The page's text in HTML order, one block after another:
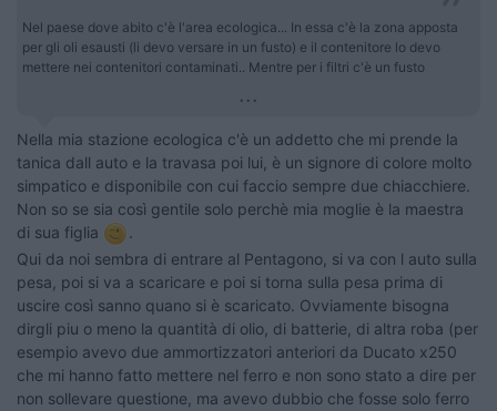
Nel paese dove abito c'è l'area ecologica... In essa c'è la zona apposta
per gli oli esausti (li devo versare in un fusto) e il contenitore lo devo
mettere nei contenitori contaminati.. Mentre per i filtri c'è un fusto
...
Nella mia stazione ecologica c'è un addetto che mi prende la
tanica dall auto e la travasa poi lui, è un signore di colore molto
simpatico e disponibile con cui faccio sempre due chiacchiere.
Non so se sia così gentile solo perchè mia moglie è la maestra
di sua figlia
.
Qui da noi sembra di entrare al Pentagono, si va con l auto sulla
pesa, poi si va a scaricare e poi si torna sulla pesa prima di
uscire così sanno quano si è scaricato. Ovviamente bisogna
dirgli piu o meno la quantità di olio, di batterie, di altra roba (per
esempio avevo due ammortizzatori anteriori da Ducato x250
che mi hanno fatto mettere nel ferro e non sono stato a dire per
non sollevare questione, ma avevo dubbio che fosse solo ferro